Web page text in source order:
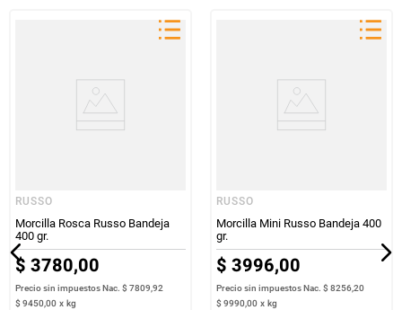
RUSSO
Morcilla Rosca Russo Bandeja
400 gr.
$ 3780,00
Precio sin impuestos Nac. $ 7809,92
$ 9450,00 x kg
RUSSO
Morcilla Mini Russo Bandeja 400
gr.
$ 3996,00
Precio sin impuestos Nac. $ 8256,20
$ 9990,00 x kg